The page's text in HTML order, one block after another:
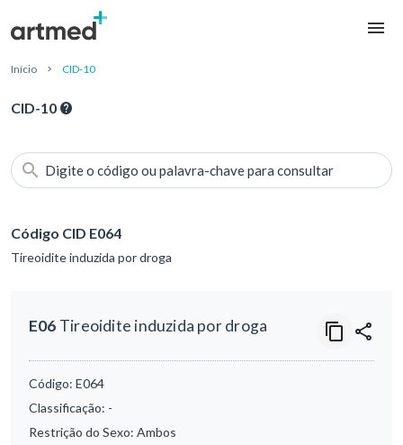
Início CID-10
CID-10
Digite o código ou palavra-chave para consultar
Código CID E064
Tireoidite induzida por droga
E06 Tireoidite induzida por droga
Código: E064
Classificação: -
Restrição do Sexo: Ambos